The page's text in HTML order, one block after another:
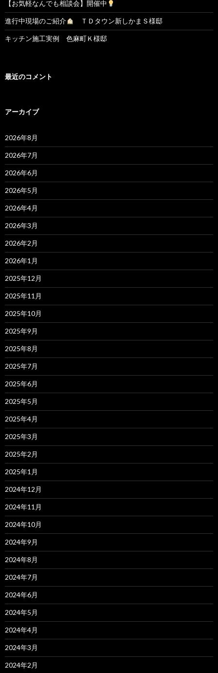
【お気軽なんでも相談会】開催中
進行中現場のご紹介 ＴＤタウン新しかまＳ様邸
キッチン施工実例 色麻町Ｋ様邸
最近のコメント
アーカイブ
2026年8月
2026年7月
2026年6月
2026年5月
2026年4月
2026年3月
2026年2月
2026年1月
2025年12月
2025年11月
2025年10月
2025年9月
2025年8月
2025年7月
2025年6月
2025年5月
2025年4月
2025年3月
2025年2月
2025年1月
2024年12月
2024年11月
2024年10月
2024年9月
2024年8月
2024年7月
2024年6月
2024年5月
2024年4月
2024年3月
2024年2月